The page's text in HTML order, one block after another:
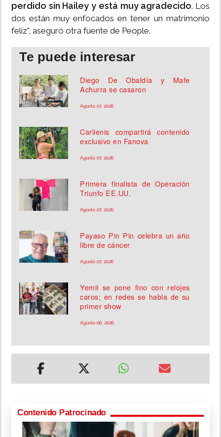
perdido sin Hailey y está muy agradecido. Los
dos están muy enfocados en tener un matrimonio
feliz", aseguró otra fuente de People.
Te puede interesar
Diego De Obaldía y Mafe
Achurra se casaron
Agosto 07, 2026
Carlienis compartirá contenido
exclusivo en Fanova
Agosto 07, 2026
Primera finalista de Operación
Triunfo EE.UU.
Agosto 07, 2026
Payaso Pin Pin celebra un año
libre de cáncer
Agosto 07, 2026
Yemil se pone fino con relojes
caros; en redes se habla de su
primer show
Agosto 06, 2026
Contenido Patrocinado